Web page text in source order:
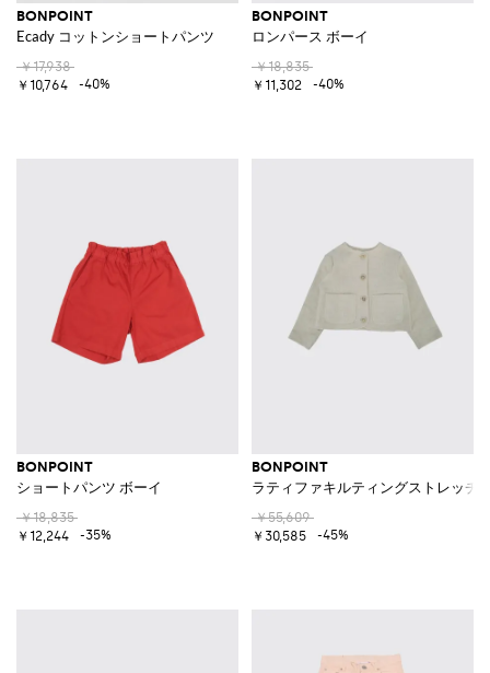
BONPOINT
Ecady コットンショートパンツ
￥17,938
￥10,764
-40%
BONPOINT
ロンパース ボーイ
￥18,835
￥11,302
-40%
BONPOINT
ショートパンツ ボーイ
￥18,835
￥12,244
-35%
BONPOINT
ラティファキルティングストレッチ
￥55,609
￥30,585
-45%